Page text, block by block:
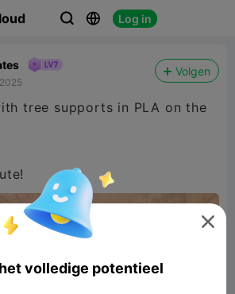
  Log in
Volgen
tree supports in PLA on the

volledige potentieel